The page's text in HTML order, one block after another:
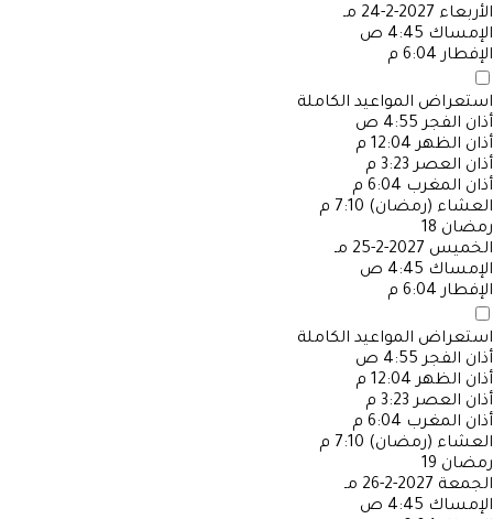
الأربعاء 2027-2-24 مـ
الإمساك 4:45 ص
الإفطار 6:04 م
استعراض المواعيد الكاملة
أذان الفجر 4:55 ص
أذان الظهر 12:04 م
أذان العصر 3:23 م
أذان المغرب 6:04 م
العشاء (رمضان) 7:10 م
رمضان 18
الخميس 2027-2-25 مـ
الإمساك 4:45 ص
الإفطار 6:04 م
استعراض المواعيد الكاملة
أذان الفجر 4:55 ص
أذان الظهر 12:04 م
أذان العصر 3:23 م
أذان المغرب 6:04 م
العشاء (رمضان) 7:10 م
رمضان 19
الجمعة 2027-2-26 مـ
الإمساك 4:45 ص